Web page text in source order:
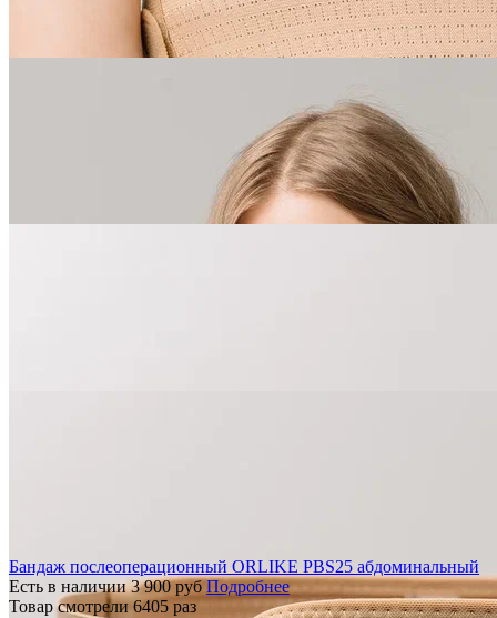
Бандаж послеоперационный ORLIKE PBS25 абдоминальный
Есть в наличии 3 900руб Подробнее
Товар смотрели 6405 раз